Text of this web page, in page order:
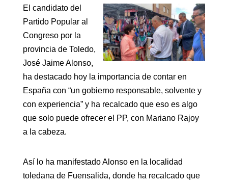
El candidato del
Partido Popular al
Congreso por la
provincia de Toledo,
José Jaime Alonso,
ha destacado hoy la importancia de contar en
España con “un gobierno responsable, solvente y
con experiencia” y ha recalcado que eso es algo
que solo puede ofrecer el PP, con Mariano Rajoy
a la cabeza.
Así lo ha manifestado Alonso en la localidad
toledana de Fuensalida, donde ha recalcado que